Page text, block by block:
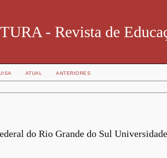
- Revista de
ATUAL ANTERIORES
do Rio Grande do Sul